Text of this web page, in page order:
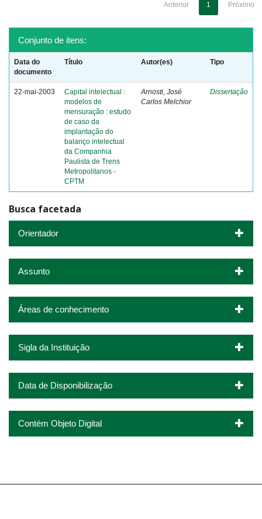
Anterior 1 Próximo
Conjunto de itens:
Data do
documento
Título Autor(es) Tipo
22-mai-2003
Capital intelectual :
modelos de
mensuração : estudo
de caso da
implantação do
balanço intelectual
da Companhia
Paulista de Trens
Metropolitanos -
CPTM
Arnosti, José
Carlos Melchior
Dissertação
Busca facetada
Orientador
Assunto
Áreas de conhecimento
Sigla da Instituição
Data de Disponibilização
Contém Objeto Digital